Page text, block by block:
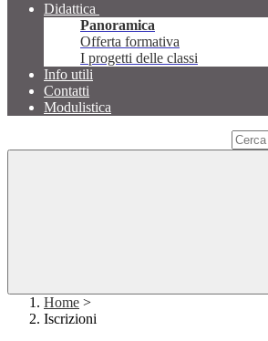
Didattica
Panoramica
Offerta formativa
I progetti delle classi
Info utili
Contatti
Modulistica
Home >
Iscrizioni